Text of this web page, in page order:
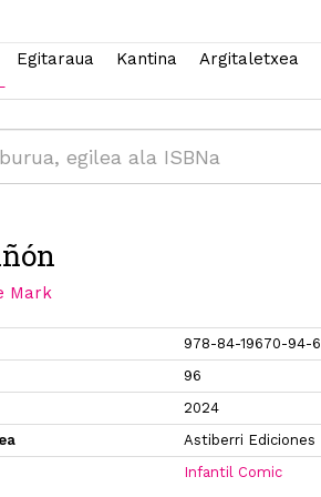
Egitaraua Kantina Argitaletxea
Mark
978-84-19670-94-6
96
2024
Astiberri Ediciones
Infantil Comic